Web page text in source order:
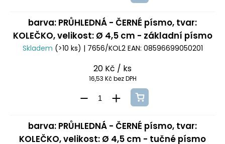
barva: PRŮHLEDNÁ - ČERNÉ písmo, tvar:
KOLEČKO, velikost: Ø 4,5 cm - základní písmo
Skladem (>10 ks) | 7656/KOL2 EAN: 08596699050201
20 Kč / ks
16,53 Kč bez DPH
barva: PRŮHLEDNÁ - ČERNÉ písmo, tvar:
KOLEČKO, velikost: Ø 4,5 cm - tučné písmo